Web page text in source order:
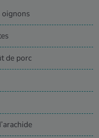
oignons
de porc